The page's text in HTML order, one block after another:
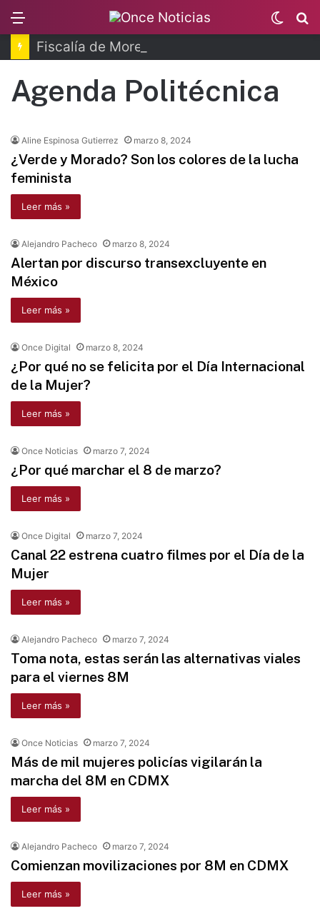
Switch
skin
Agenda Politécnica
Aline Espinosa Gutierrez marzo 8, 2024
¿Verde y Morado? Son los colores de la lucha
feminista
Leer más »
Alejandro Pacheco marzo 8, 2024
Alertan por discurso transexcluyente en
México
Leer más »
Once Digital marzo 8, 2024
¿Por qué no se felicita por el Día Internacional
de la Mujer?
Leer más »
Once Noticias marzo 7, 2024
¿Por qué marchar el 8 de marzo?
Leer más »
Once Digital marzo 7, 2024
Canal 22 estrena cuatro filmes por el Día de la
Mujer
Leer más »
Alejandro Pacheco marzo 7, 2024
Toma nota, estas serán las alternativas viales
para el viernes 8M
Leer más »
Once Noticias marzo 7, 2024
Más de mil mujeres policías vigilarán la
marcha del 8M en CDMX
Leer más »
Alejandro Pacheco marzo 7, 2024
Comienzan movilizaciones por 8M en CDMX
Leer más »